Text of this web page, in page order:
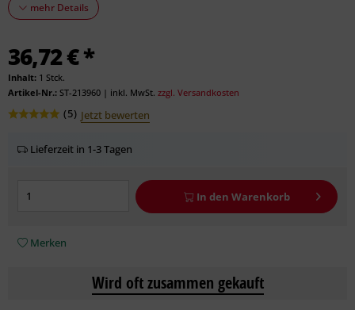
mehr Details
36,72 € *
Inhalt: 1 Stck.
Artikel-Nr.: ST-213960 | inkl. MwSt. zzgl. Versandkosten
(5) Jetzt bewerten
Lieferzeit in 1-3 Tagen
In den Warenkorb
Merken
Wird oft zusammen gekauft